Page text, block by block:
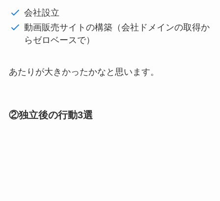
会社設立
動画販売サイトの構築（会社ドメインの取得か
らゼロベースで）
あたりが大きかったかなと思います。
②独立後の行動3選